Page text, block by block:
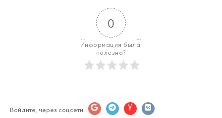
0
Информация была
полезна?
Войдите, через соцсети